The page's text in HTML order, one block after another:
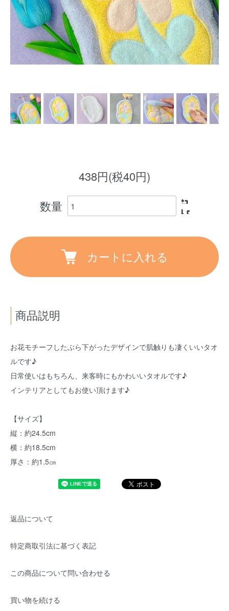
438円(税40円)
数量
カートに入れる
商品説明
お花モチーフしたぶら下がったデザインで肌触りも凄くいいタオ
ルです♪
日常使いはもちろん、来客時にもかわいいタオルです♪
インテリアとしてもお使い頂けます♪
【サイズ】
縦：約24.5cm
横：約18.5cm
厚さ：約1.5㎝
返品について
特定商取引法に基づく表記
この商品について問い合わせる
買い物を続ける